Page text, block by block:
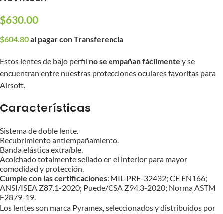
$630.00
$604.80al pagar con Transferencia
Estos lentes de bajo perfil no se empañan fácilmente y se
encuentran entre nuestras protecciones oculares favoritas para
Airsoft.
Características
Sistema de doble lente.
Recubrimiento antiempañamiento.
Banda elástica extraíble.
Acolchado totalmente sellado en el interior para mayor
comodidad y protección.
Cumple con las certificaciones: MIL-PRF-32432; CE EN166;
ANSI/ISEA Z87.1-2020; Puede/CSA Z94.3-2020; Norma ASTM
F2879-19.
Los lentes son marca Pyramex, seleccionados y distribuidos por